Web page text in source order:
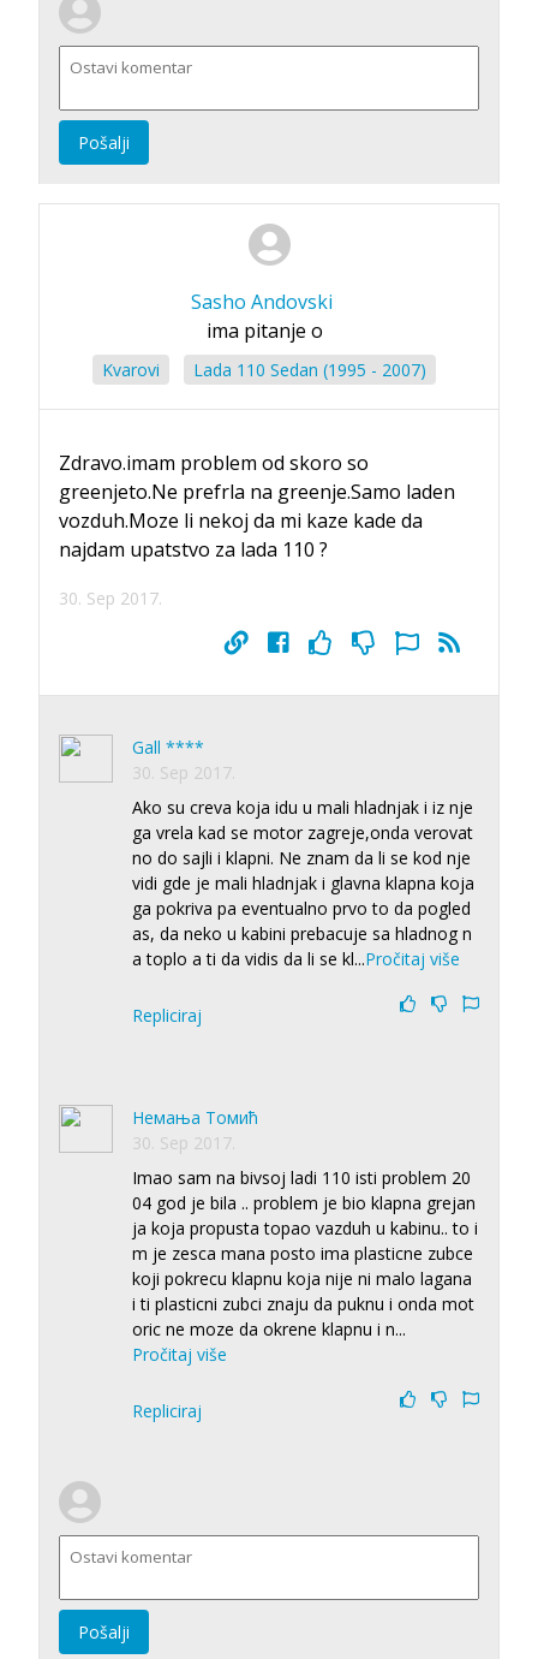
Pošalji
Sasho Andovski
ima pitanje o
Kvarovi Lada 110 Sedan (1995 - 2007)
Zdravo.imam problem od skoro so
greenjeto.Ne prefrla na greenje.Samo laden
vozduh.Moze li nekoj da mi kaze kade da
najdam upatstvo za lada 110 ?
30. Sep 2017.
Gall ****
30. Sep 2017.
Ako su creva koja idu u mali hladnjak i iz nje
ga vrela kad se motor zagreje,onda verovat
no do sajli i klapni. Ne znam da li se kod nje
vidi gde je mali hladnjak i glavna klapna koja
ga pokriva pa eventualno prvo to da pogled
as, da neko u kabini prebacuje sa hladnog n
a toplo a ti da vidis da li se kl...Pročitaj više
Repliciraj
Немања Томић
30. Sep 2017.
Imao sam na bivsoj ladi 110 isti problem 20
04 god je bila .. problem je bio klapna grejan
ja koja propusta topao vazduh u kabinu.. to i
m je zesca mana posto ima plasticne zubce
koji pokrecu klapnu koja nije ni malo lagana
i ti plasticni zubci znaju da puknu i onda mot
oric ne moze da okrene klapnu i n...
Pročitaj više
Repliciraj
Pošalji